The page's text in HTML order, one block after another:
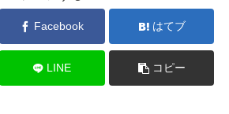
Facebook はてブ
LINE コピー